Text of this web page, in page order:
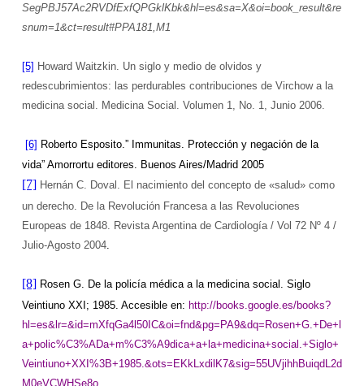
SegPBJ57Ac2RVDfExfQPGklKbk&hl=es&sa=X&oi=book_result&re
snum=1&ct=result#PPA181,M1
[5] Howard Waitzkin. Un siglo y medio de olvidos y
redescubrimientos: las perdurables contribuciones de Virchow a la
medicina social. Medicina Social. Volumen 1, No. 1, Junio 2006.
[6] Roberto Esposito.” Immunitas. Protección y negación de la
vida” Amorrortu editores. Buenos Aires/Madrid 2005
[7] Hernán C. Doval. El nacimiento del concepto de «salud» como
un derecho. De la Revolución Francesaa las Revoluciones
Europeas de 1848. Revista Argentina de Cardiología / Vol 72 Nº 4 /
Julio-Agosto 2004.
[8] Rosen G. De la policía médica a la medicina social. Siglo
Veintiuno XXI; 1985. Accesible en: http://books.google.es/books?
hl=es&lr=&id=mXfqGa4l50IC&oi=fnd&pg=PA9&dq=Rosen+G.+De+l
a+polic%C3%ADa+m%C3%A9dica+a+la+medicina+social.+Siglo+
Veintiuno+XXI%3B+1985.&ots=EKkLxdilK7&sig=55UVjihhBuiqdL2d
M0eVCWHSe8o